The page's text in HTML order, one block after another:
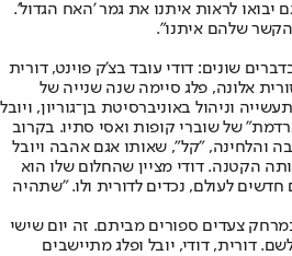
יבואו לראות איתנו את גמר 'האח הגדול'.
שלהם איתנו".
שונים: דודי עובד בצ'ק פוינט, דורית
אלונה, פלג סיימה שנה שנייה של
וניהול באוניברסיטת בן־גוריון, ויובל
של שוברי קופות ואסי סתיו. בקרוב
והלחינה, "קל", שאותו אגם אהבה ויובל
של אחותה הקטנה. דודי מציין שהחלום שלו הוא
חדשים לעולם, נכדים לדורית ולו. "שתהיה
צעדים ספורים מביתם. זה יום שישי
דורית, דודי, יובל ופלג מתיישבים